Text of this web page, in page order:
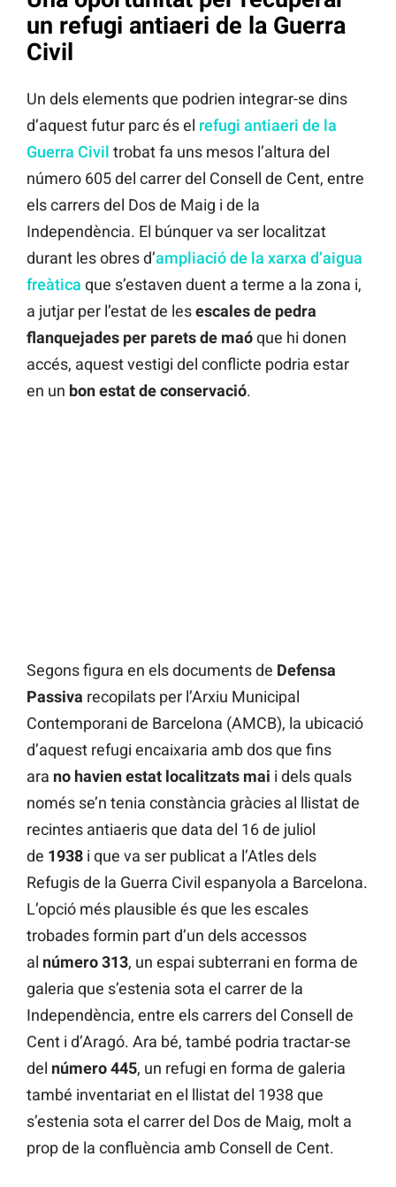
un refugi antiaeri de la Guerra
Civil
Un dels elements que podrien integrar-se dins
d’aquest futur parc és el refugi antiaeri de la
Guerra Civil trobat fa uns mesos l’altura del
número 605 del carrer del Consell de Cent, entre
els carrers del Dos de Maig i de la
Independència. El búnquer va ser localitzat
durant les obres d’ampliació de la xarxa d’aigua
freàtica que s’estaven duent a terme a la zona i,
a jutjar per l’estat de lesescales de pedra
flanquejades per parets de maóque hi donen
accés, aquest vestigi del conflicte podria estar
en un bon estat de conservació.
Segons figura en els documents de Defensa
Passiva recopilats per l’Arxiu Municipal
Contemporani de Barcelona (AMCB), la ubicació
d’aquest refugi encaixaria amb dos que fins
ara no havien estat localitzats mai i dels quals
només se’n tenia constància gràcies al llistat de
recintes antiaeris que data del 16 de juliol
de 1938 i que va ser publicat a l’Atles dels
Refugis de la Guerra Civil espanyola a Barcelona.
L’opció més plausible és que les escales
trobades formin part d’un dels accessos
al número313, un espai subterrani en forma de
galeria que s’estenia sota el carrer de la
Independència, entre els carrers del Consell de
Cent i d’Aragó. Ara bé, també podria tractar-se
del número445, un refugi en forma de galeria
també inventariat en el llistat del 1938 que
s’estenia sota el carrer del Dos de Maig, molt a
prop de la confluència amb Consell de Cent.